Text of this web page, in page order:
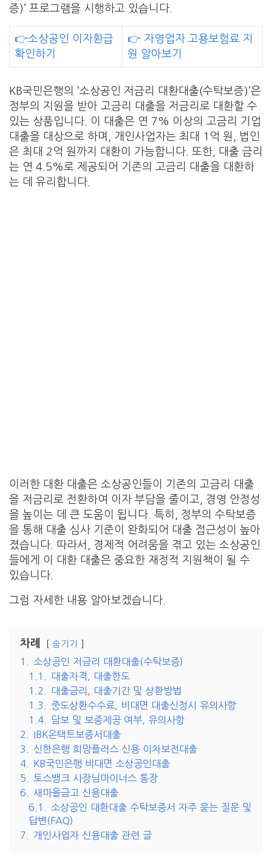
증)’ 프로그램을 시행하고 있습니다.
👉소상공인 이자환급
확인하기
👉 자영업자 고용보험료 지
원 알아보기
KB국민은행의 ‘소상공인 저금리 대환대출(수탁보증)’은
정부의 지원을 받아 고금리 대출을 저금리로 대환할 수
있는 상품입니다. 이 대출은 연 7% 이상의 고금리 기업
대출을 대상으로 하며, 개인사업자는 최대 1억 원, 법인
은 최대 2억 원까지 대환이 가능합니다. 또한, 대출 금리
는 연 4.5%로 제공되어 기존의 고금리 대출을 대환하
는 데 유리합니다.
이러한 대환 대출은 소상공인들이 기존의 고금리 대출
을 저금리로 전환하여 이자 부담을 줄이고, 경영 안정성
을 높이는 데 큰 도움이 됩니다. 특히, 정부의 수탁보증
을 통해 대출 심사 기준이 완화되어 대출 접근성이 높아
졌습니다. 따라서, 경제적 어려움을 겪고 있는 소상공인
들에게 이 대환 대출은 중요한 재정적 지원책이 될 수
있습니다.
그럼 자세한 내용 알아보겠습니다.
차례 숨기기
1.
소상공인 저금리 대환대출(수탁보증)
1.1.
대출자격, 대출한도
1.2.
대출금리, 대출기간 및 상환방법
1.3.
중도상환수수료, 비대면 대출신청시 유의사항
1.4.
담보 및 보증제공 여부, 유의사항
2.
IBK온택트보증서대출
3.
신한은행 희망플러스 신용 이차보전대출
4.
KB국민은행 비대면 소상공인대출
5.
토스뱅크 사장님마이너스 통장
6.
새마을금고 신용대출
6.1.
소상공인 대환대출 수탁보증서 자주 묻는 질문 및
답변(FAQ)
7.
개인사업자 신용대출 관련 글